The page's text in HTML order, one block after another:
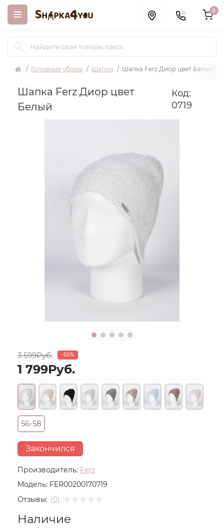
0
Головные уборы Шапки Шапка Ferz Диор цвет Белый
Шапка Ferz Диор цвет
Белый
Код:
0719
Производитель: Ferz
Модель: FER00200170719
Отзывы: (0)
3 599Руб. -50%
1 799Руб.
56-58
Закончился
Наличие